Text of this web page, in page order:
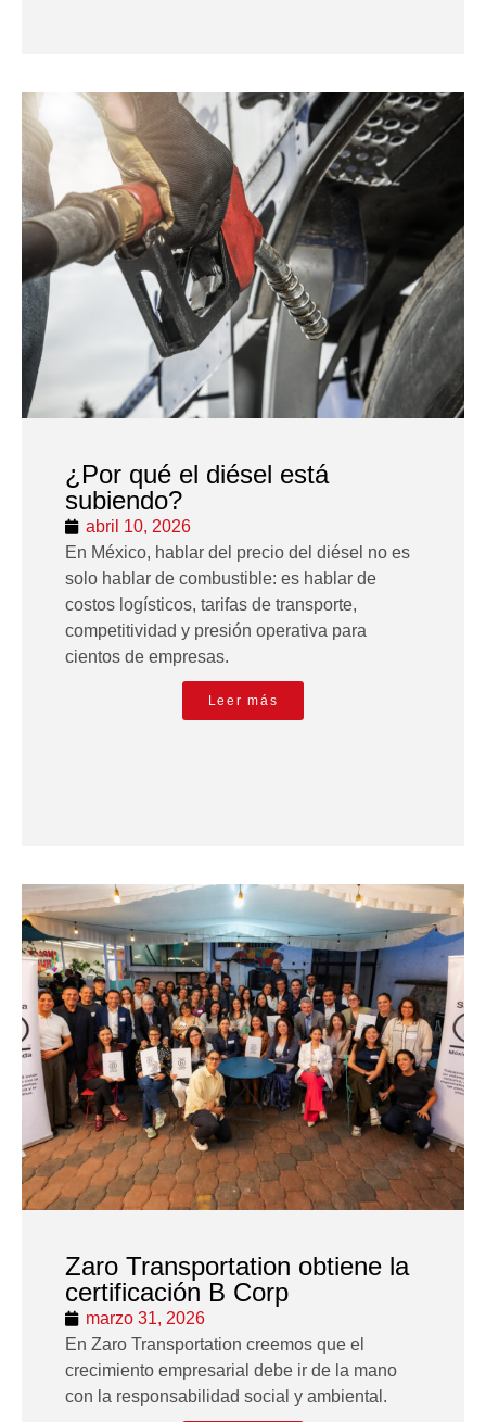
¿Por qué el diésel está
subiendo?
abril 10, 2026
En México, hablar del precio del diésel no es
solo hablar de combustible: es hablar de
costos logísticos, tarifas de transporte,
competitividad y presión operativa para
cientos de empresas.
Leer más
Zaro Transportation obtiene la
certificación B Corp
marzo 31, 2026
En Zaro Transportation creemos que el
crecimiento empresarial debe ir de la mano
con la responsabilidad social y ambiental.